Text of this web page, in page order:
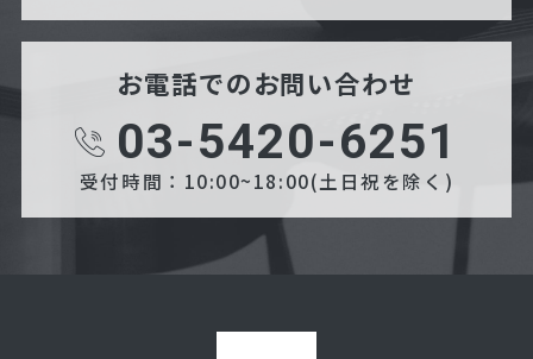
お電話でのお問い合わせ
03-5420-6251
受付時間：10:00~18:00(土日祝を除く)